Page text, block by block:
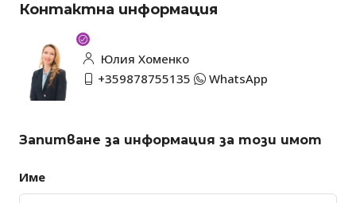
Контактна информация
Юлия Хоменко
+359878755135
WhatsApp
Запитване за информация за този имот
Име